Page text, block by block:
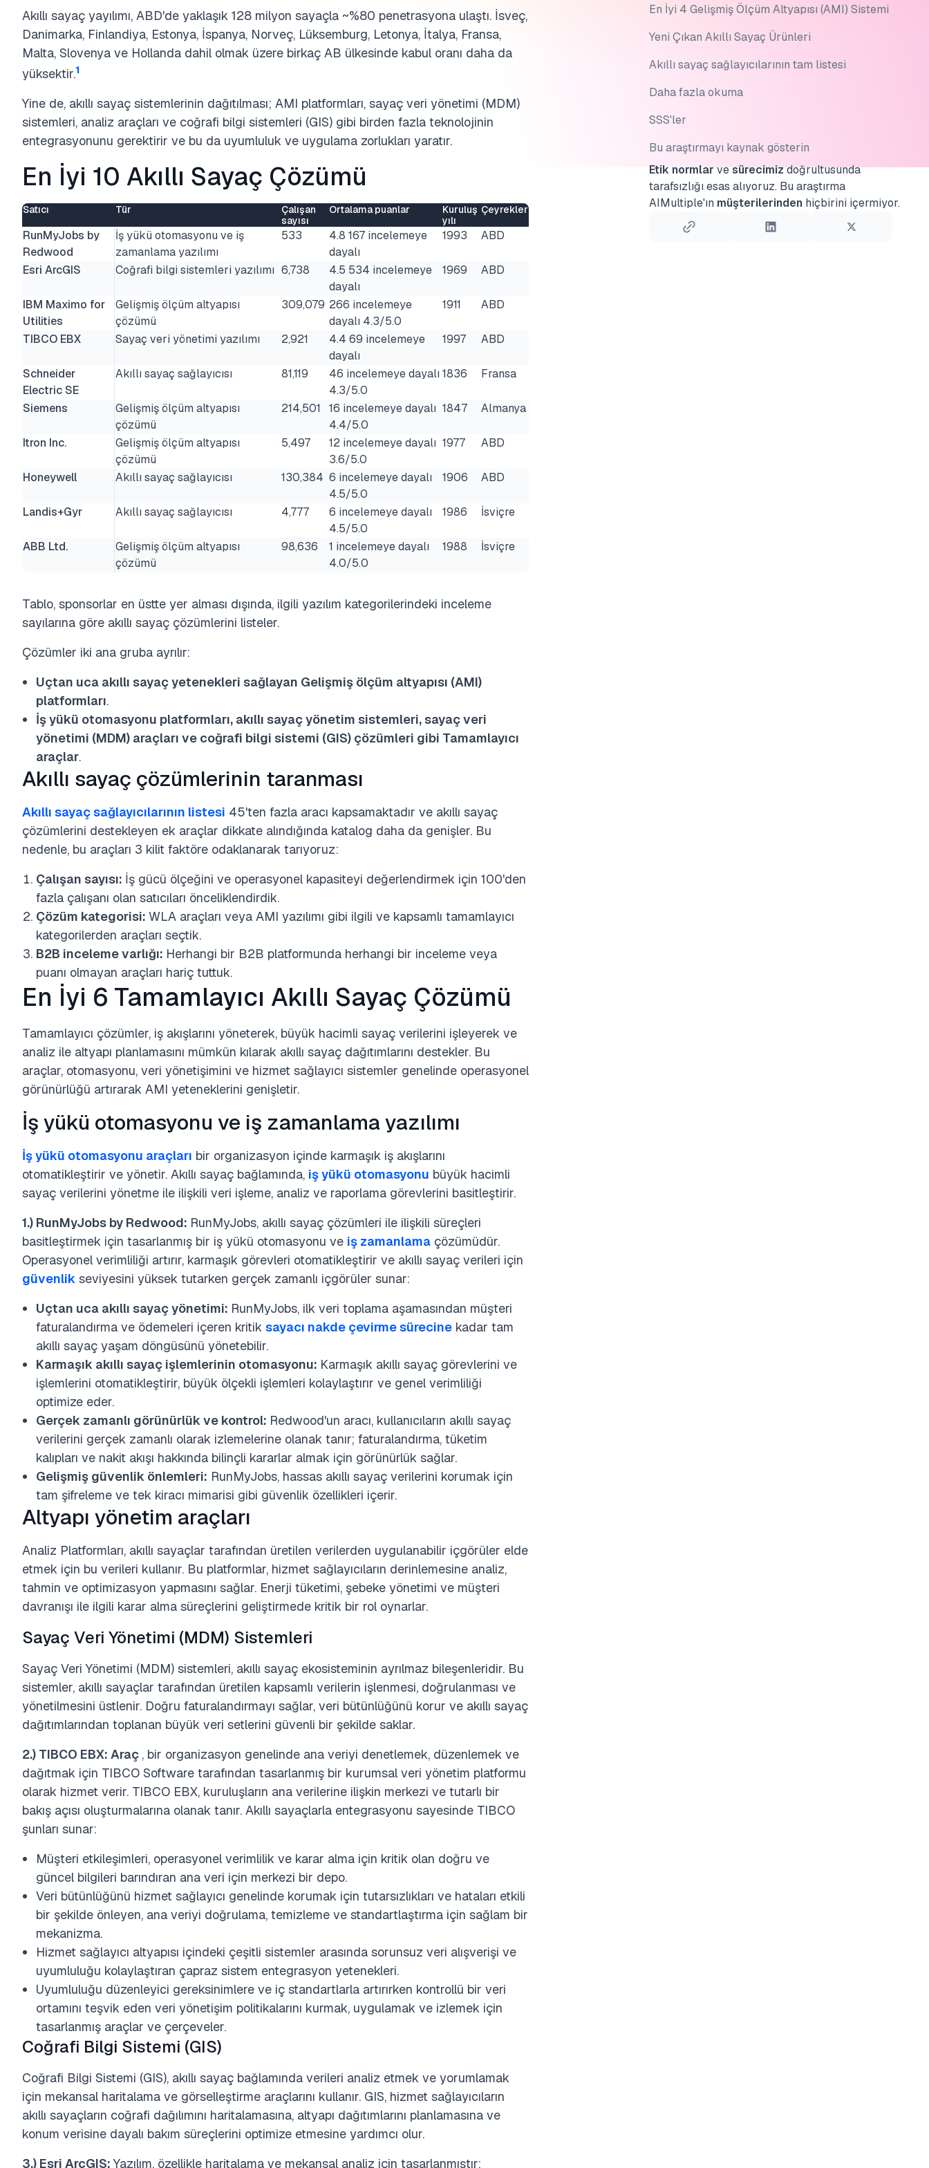
Akıllı sayaç yayılımı, ABD'de yaklaşık 128 milyon sayaçla ~%80 penetrasyona ulaştı. İsveç,
Danimarka, Finlandiya, Estonya, İspanya, Norveç, Lüksemburg, Letonya, İtalya, Fransa,
Malta, Slovenya ve Hollanda dahil olmak üzere birkaç AB ülkesinde kabul oranı daha da
yüksektir.1
Yine de, akıllı sayaç sistemlerinin dağıtılması; AMI platformları, sayaç veri yönetimi (MDM)
sistemleri, analiz araçları ve coğrafi bilgi sistemleri (GIS) gibi birden fazla teknolojinin
entegrasyonunu gerektirir ve bu da uyumluluk ve uygulama zorlukları yaratır.
En İyi 10 Akıllı Sayaç Çözümü
Satıcı Tür
Çalışan
sayısı
Ortalama puanlar
Kuruluş
yılı
Çeyrekler
RunMyJobs by
Redwood
İş yükü otomasyonu ve iş
zamanlama yazılımı
533
4.8 167 incelemeye
dayalı
1993 ABD
Esri ArcGIS Coğrafi bilgi sistemleri yazılımı 6,738
4.5 534 incelemeye
dayalı
1969 ABD
IBM Maximo for
Utilities
Gelişmiş ölçüm altyapısı
çözümü
309,079 266 incelemeye
dayalı 4.3/5.0
1911 ABD
TIBCO EBX Sayaç veri yönetimi yazılımı 2,921
4.4 69 incelemeye
dayalı
1997 ABD
Schneider
Electric SE
Akıllı sayaç sağlayıcısı 81,119
46 incelemeye dayalı
4.3/5.0
1836 Fransa
Siemens
Gelişmiş ölçüm altyapısı
çözümü
214,501
16 incelemeye dayalı
4.4/5.0
1847 Almanya
Itron Inc.
Gelişmiş ölçüm altyapısı
çözümü
5,497
12 incelemeye dayalı
3.6/5.0
1977 ABD
Honeywell Akıllı sayaç sağlayıcısı 130,384 6 incelemeye dayalı
4.5/5.0
1906 ABD
Landis+Gyr Akıllı sayaç sağlayıcısı 4,777
6 incelemeye dayalı
4.5/5.0
1986 İsviçre
ABB Ltd.
Gelişmiş ölçüm altyapısı
çözümü
98,636
1 incelemeye dayalı
4.0/5.0
1988 İsviçre
Tablo, sponsorlar en üstte yer alması dışında, ilgili yazılım kategorilerindeki inceleme
sayılarına göre akıllı sayaç çözümlerini listeler.
Çözümler iki ana gruba ayrılır:
Uçtan uca akıllı sayaç yetenekleri sağlayan Gelişmiş ölçüm altyapısı (AMI)
platformları.
İş yükü otomasyonu platformları, akıllı sayaç yönetim sistemleri, sayaç veri
yönetimi (MDM) araçları ve coğrafi bilgi sistemi (GIS) çözümleri gibi Tamamlayıcı
araçlar.
Akıllı sayaç çözümlerinin taranması
Akıllı sayaç sağlayıcılarının listesi 45'ten fazla aracı kapsamaktadır ve akıllı sayaç
çözümlerini destekleyen ek araçlar dikkate alındığında katalog daha da genişler. Bu
nedenle, bu araçları 3 kilit faktöre odaklanarak tarıyoruz:
Çalışan sayısı: İş gücü ölçeğini ve operasyonel kapasiteyi değerlendirmek için 100'den
fazla çalışanı olan satıcıları önceliklendirdik.
Çözüm kategorisi: WLA araçları veya AMI yazılımı gibi ilgili ve kapsamlı tamamlayıcı
kategorilerden araçları seçtik.
B2B inceleme varlığı: Herhangi bir B2B platformunda herhangi bir inceleme veya
puanı olmayan araçları hariç tuttuk.
En İyi 6 Tamamlayıcı Akıllı Sayaç Çözümü
Tamamlayıcı çözümler, iş akışlarını yöneterek, büyük hacimli sayaç verilerini işleyerek ve
analiz ile altyapı planlamasını mümkün kılarak akıllı sayaç dağıtımlarını destekler. Bu
araçlar, otomasyonu, veri yönetişimini ve hizmet sağlayıcı sistemler genelinde operasyonel
görünürlüğü artırarak AMI yeteneklerini genişletir.
İş yükü otomasyonu ve iş zamanlama yazılımı
İş yükü otomasyonu araçları bir organizasyon içinde karmaşık iş akışlarını
otomatikleştirir ve yönetir. Akıllı sayaç bağlamında, iş yükü otomasyonu büyük hacimli
sayaç verilerini yönetme ile ilişkili veri işleme, analiz ve raporlama görevlerini basitleştirir.
1.) RunMyJobs by Redwood: RunMyJobs, akıllı sayaç çözümleri ile ilişkili süreçleri
basitleştirmek için tasarlanmış bir iş yükü otomasyonu ve iş zamanlama çözümüdür.
Operasyonel verimliliği artırır, karmaşık görevleri otomatikleştirir ve akıllı sayaç verileri için
güvenlik seviyesini yüksek tutarken gerçek zamanlı içgörüler sunar:
Uçtan uca akıllı sayaç yönetimi: RunMyJobs, ilk veri toplama aşamasından müşteri
faturalandırma ve ödemeleri içeren kritik sayacı nakde çevirme sürecine kadar tam
akıllı sayaç yaşam döngüsünü yönetebilir.
Karmaşık akıllı sayaç işlemlerinin otomasyonu: Karmaşık akıllı sayaç görevlerini ve
işlemlerini otomatikleştirir, büyük ölçekli işlemleri kolaylaştırır ve genel verimliliği
optimize eder.
Gerçek zamanlı görünürlük ve kontrol: Redwood'un aracı, kullanıcıların akıllı sayaç
verilerini gerçek zamanlı olarak izlemelerine olanak tanır; faturalandırma, tüketim
kalıpları ve nakit akışı hakkında bilinçli kararlar almak için görünürlük sağlar.
Gelişmiş güvenlik önlemleri: RunMyJobs, hassas akıllı sayaç verilerini korumak için
tam şifreleme ve tek kiracı mimarisi gibi güvenlik özellikleri içerir.
Altyapı yönetim araçları
Analiz Platformları, akıllı sayaçlar tarafından üretilen verilerden uygulanabilir içgörüler elde
etmek için bu verileri kullanır. Bu platformlar, hizmet sağlayıcıların derinlemesine analiz,
tahmin ve optimizasyon yapmasını sağlar. Enerji tüketimi, şebeke yönetimi ve müşteri
davranışı ile ilgili karar alma süreçlerini geliştirmede kritik bir rol oynarlar.
Sayaç Veri Yönetimi (MDM) Sistemleri
Sayaç Veri Yönetimi (MDM) sistemleri, akıllı sayaç ekosisteminin ayrılmaz bileşenleridir. Bu
sistemler, akıllı sayaçlar tarafından üretilen kapsamlı verilerin işlenmesi, doğrulanması ve
yönetilmesini üstlenir. Doğru faturalandırmayı sağlar, veri bütünlüğünü korur ve akıllı sayaç
dağıtımlarından toplanan büyük veri setlerini güvenli bir şekilde saklar.
2.) TIBCO EBX: Araç , bir organizasyon genelinde ana veriyi denetlemek, düzenlemek ve
dağıtmak için TIBCO Software tarafından tasarlanmış bir kurumsal veri yönetim platformu
olarak hizmet verir. TIBCO EBX, kuruluşların ana verilerine ilişkin merkezi ve tutarlı bir
bakış açısı oluşturmalarına olanak tanır. Akıllı sayaçlarla entegrasyonu sayesinde TIBCO
şunları sunar:
Müşteri etkileşimleri, operasyonel verimlilik ve karar alma için kritik olan doğru ve
güncel bilgileri barındıran ana veri için merkezi bir depo.
Veri bütünlüğünü hizmet sağlayıcı genelinde korumak için tutarsızlıkları ve hataları etkili
bir şekilde önleyen, ana veriyi doğrulama, temizleme ve standartlaştırma için sağlam bir
mekanizma.
Hizmet sağlayıcı altyapısı içindeki çeşitli sistemler arasında sorunsuz veri alışverişi ve
uyumluluğu kolaylaştıran çapraz sistem entegrasyon yetenekleri.
Uyumluluğu düzenleyici gereksinimlere ve iç standartlarla artırırken kontrollü bir veri
ortamını teşvik eden veri yönetişim politikalarını kurmak, uygulamak ve izlemek için
tasarlanmış araçlar ve çerçeveler.
Coğrafi Bilgi Sistemi (GIS)
Coğrafi Bilgi Sistemi (GIS), akıllı sayaç bağlamında verileri analiz etmek ve yorumlamak
için mekansal haritalama ve görselleştirme araçlarını kullanır. GIS, hizmet sağlayıcıların
akıllı sayaçların coğrafi dağılımını haritalamasına, altyapı dağıtımlarını planlamasına ve
konum verisine dayalı bakım süreçlerini optimize etmesine yardımcı olur.
3.) Esri ArcGIS:Yazılım, özellikle haritalama ve mekansal analiz için tasarlanmıştır;
En İyi 4 Gelişmiş Ölçüm Altyapısı (AMI) Sistemi
Yeni Çıkan Akıllı Sayaç Ürünleri
Akıllı sayaç sağlayıcılarının tam listesi
Daha fazla okuma
SSS'ler
Bu araştırmayı kaynak gösterin
Etik normlar vesürecimizdoğrultusunda
tarafsızlığı esas alıyoruz. Bu araştırma
AIMultiple'ın müşterilerindenhiçbirini içermiyor.